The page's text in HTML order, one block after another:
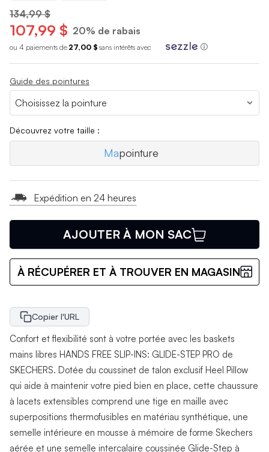
134,99 $
107,99 $ 20% de rabais
ou 4 paiements de 27,00 $ sans intérêts avec ⓘ
Guide des pointures
Découvrez votre taille :
Mapointure
Expédition en 24 heures
AJOUTER À MON SAC
À RÉCUPÉRER ET À TROUVER EN MAGASIN
Copier l'URL
Confort et flexibilité sont à votre portée avec les baskets
mains libres HANDS FREE SLIP-INS: GLIDE-STEP PRO de
SKECHERS. Dotée du coussinet de talon exclusif Heel Pillow
qui aide à maintenir votre pied bien en place, cette chaussure
à lacets extensibles comprend une tige en maille avec
superpositions thermofusibles en matériau synthétique, une
semelle intérieure en mousse à mémoire de forme Skechers
aérée et une semelle intercalaire coussinée Glide-Step à